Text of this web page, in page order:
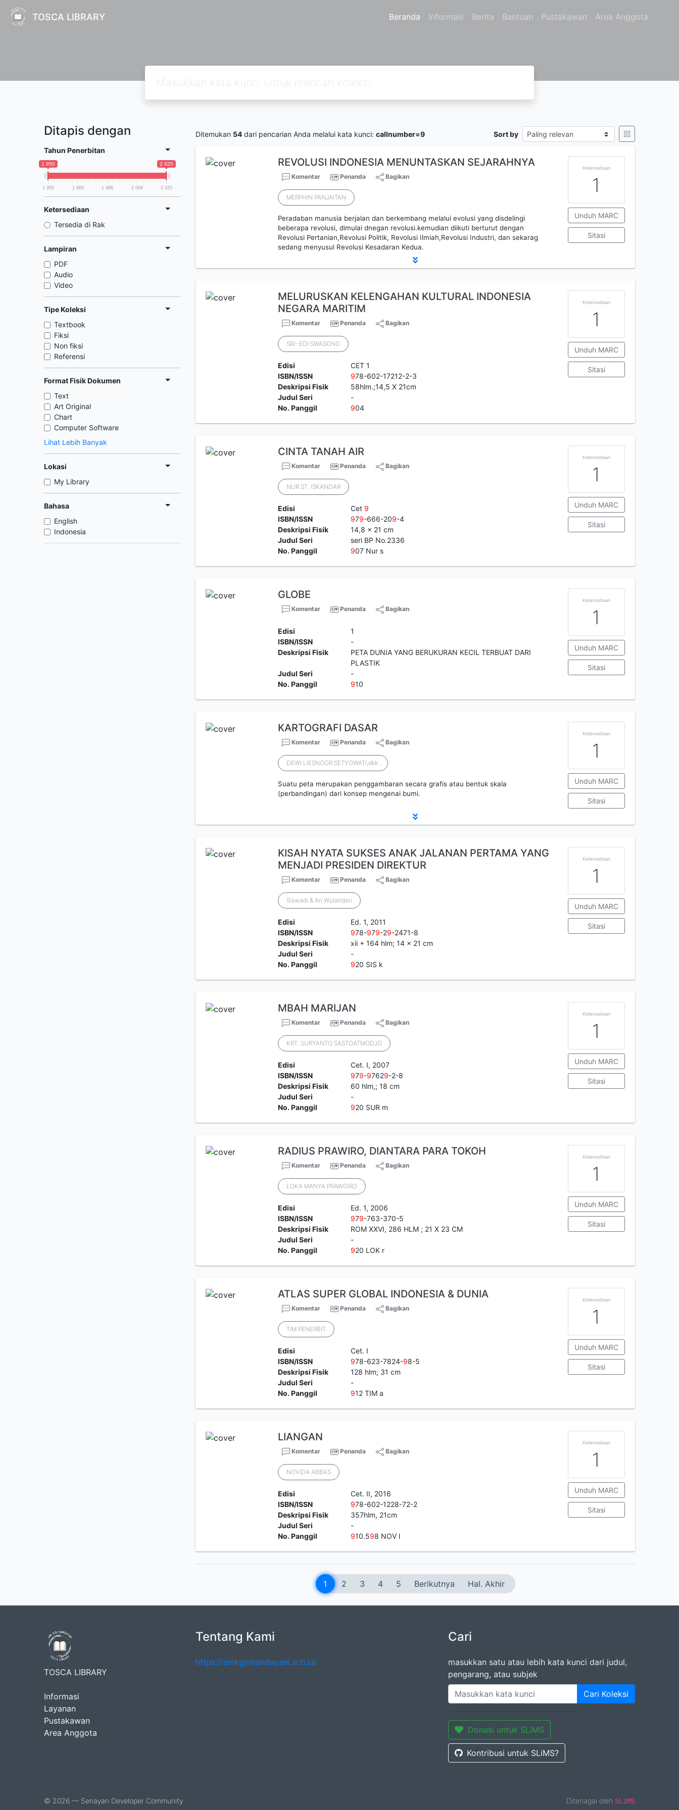
TOSCA LIBRARY Beranda Informasi Berita Bantuan Pustakawan Area Anggota
Ditapis dengan
Tahun Penerbitan
1 950 2 025
1 950 1 969 1 988 2 006 2 025
Ketersediaan
Tersedia di Rak
Lampiran
PDF
Audio
Video
Tipe Koleksi
Textbook
Fiksi
Non fiksi
Referensi
Format Fisik Dokumen
Text
Art Original
Chart
Computer Software
Lihat Lebih Banyak
Lokasi
My Library
Bahasa
English
Indonesia
Ditemukan 54 dari pencarian Anda melalui kata kunci: callnumber=9 Sort by
REVOLUSI INDONESIA MENUNTASKAN SEJARAHNYA
Komentar Penanda Bagikan
MERPHIN PANJAITAN
Peradaban manusia berjalan dan berkembang melalui evolusi yang disdelingi
beberapa revolusi, dimulai dnegan revolusi.kemudian diikuti berturut dengan
Revolusi Pertanian,Revolusi Politik, Revolusi Ilmiah,Revolusi Industri, dan sekarag
sedang menyusul Revolusi Kesadaran Kedua.
Ketersediaan
1
Unduh MARC
Sitasi
MELURUSKAN KELENGAHAN KULTURAL INDONESIA
NEGARA MARITIM
Komentar Penanda Bagikan
SRI- EDI SWASONO
Edisi
CET 1
ISBN/ISSN
978-602-17212-2-3
Deskripsi Fisik
58hlm.;14,5 X 21cm
Judul Seri
-
No. Panggil
904
Ketersediaan
1
Unduh MARC
Sitasi
CINTA TANAH AIR
Komentar Penanda Bagikan
NUR ST. ISKANDAR
Edisi Cet 9
ISBN/ISSN
979-666-209-4
Deskripsi Fisik
14,8 x 21 cm
Judul Seri
seri BP No.2336
No. Panggil
907 Nur s
Ketersediaan
1
Unduh MARC
Sitasi
GLOBE
Komentar Penanda Bagikan
Edisi
1
ISBN/ISSN
-
Deskripsi Fisik
PETA DUNIA YANG BERUKURAN KECIL TERBUAT DARI
PLASTIK
Judul Seri
-
No. Panggil
910
Ketersediaan
1
Unduh MARC
Sitasi
KARTOGRAFI DASAR
Komentar Penanda Bagikan
DEWI LIESNOOR SETYOWATI,dkk.
Suatu peta merupakan penggambaran secara grafis atau bentuk skala
(perbandingan) dari konsep mengenai bumi.
Ketersediaan
1
Unduh MARC
Sitasi
KISAH NYATA SUKSES ANAK JALANAN PERTAMA YANG
MENJADI PRESIDEN DIREKTUR
Komentar Penanda Bagikan
Siswadi & Ari Wulandari
Edisi
Ed. 1, 2011
ISBN/ISSN
978-979-29-2471-8
Deskripsi Fisik
xii + 164 hlm; 14 x 21 cm
Judul Seri
-
No. Panggil
920 SIS k
Ketersediaan
1
Unduh MARC
Sitasi
MBAH MARIJAN
Komentar Penanda Bagikan
KRT. SURYANTO SASTOATMODJO
Edisi
Cet. I, 2007
ISBN/ISSN
979-97629-2-8
Deskripsi Fisik
60 hlm,; 18 cm
Judul Seri
-
No. Panggil
920 SUR m
Ketersediaan
1
Unduh MARC
Sitasi
RADIUS PRAWIRO, DIANTARA PARA TOKOH
Komentar Penanda Bagikan
LOKA MANYA PRAWOIRO
Edisi
Ed. 1, 2006
ISBN/ISSN
979-763-370-5
Deskripsi Fisik
ROM XXVI, 286 HLM ; 21 X 23 CM
Judul Seri
-
No. Panggil
920 LOK r
Ketersediaan
1
Unduh MARC
Sitasi
ATLAS SUPER GLOBAL INDONESIA & DUNIA
Komentar Penanda Bagikan
TIM PENERBIT
Edisi
Cet. I
ISBN/ISSN
978-623-7824-98-5
Deskripsi Fisik
128 hlm; 31 cm
Judul Seri
-
No. Panggil
912 TIM a
Ketersediaan
1
Unduh MARC
Sitasi
LIANGAN
Komentar Penanda Bagikan
NOVIDA ABBAS
Edisi
Cet. II, 2016
ISBN/ISSN
978-602-1228-72-2
Deskripsi Fisik
357hlm, 21cm
Judul Seri
-
No. Panggil
910.598 NOV l
Ketersediaan
1
Unduh MARC
Sitasi
1 2 3 4 5 Berikutnya Hal. Akhir
TOSCA LIBRARY
Informasi
Layanan
Pustakawan
Area Anggota
Tentang Kami
https://smkgirihandayani.sch.id/
Cari
masukkan satu atau lebih kata kunci dari judul,
pengarang, atau subjek
Cari Koleksi
Donasi untuk SLiMS
Kontribusi untuk SLiMS?
© 2026 — Senayan Developer Community Ditenagai oleh SLiMS